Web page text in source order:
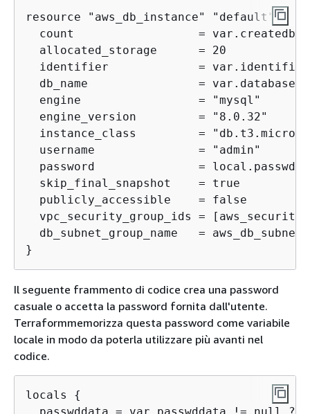
resource "aws_db_instance" "default" {
count                  = var.createdb
  allocated_storage      = 20
  identifier             = var.identifier
db_name                =
  engine                 = "mysql"
  engine_version         = "8.0.32"
  instance_class         = "db.t3.micro"
  username               = "admin"
password               =
  skip_final_snapshot    = true
  publicly_accessible    = false
vpc_security_group_ids =
db_subnet_group_name   =
}
Il seguente frammento di codice crea una password
casuale o accetta la password fornita dall'utente.
Terraformmemorizza questa password come variabile
locale in modo da poterla utilizzare più avanti nel
codice.
locals {